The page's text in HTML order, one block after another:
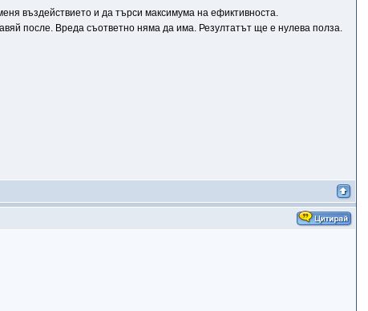
въздействието и да търси максимума на ефиктивноста.
после. Вреда съответно няма да има. Резултатът ще е нулева полза.